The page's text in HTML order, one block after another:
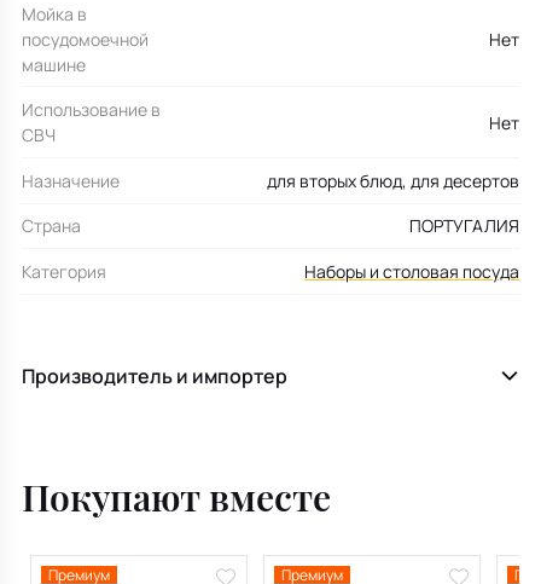
Мойка в
посудомоечной
машине
Нет
Использование в
СВЧ
Нет
Назначение
для вторых блюд, для десертов
Страна
ПОРТУГАЛИЯ
Категория
Наборы и столовая посуда
Производитель и импортер
Покупают вместе
Премиум Премиум